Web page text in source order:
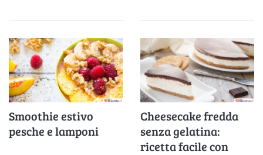
Smoothie estivo
pesche e lamponi
Cheesecake fredda
senza gelatina:
ricetta facile con